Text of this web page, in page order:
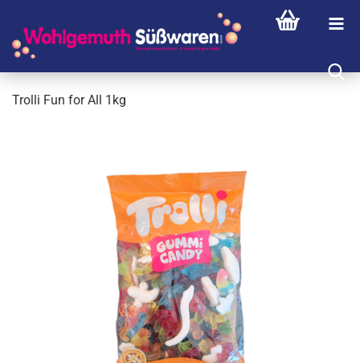
Trol­li Fun for All 1kg